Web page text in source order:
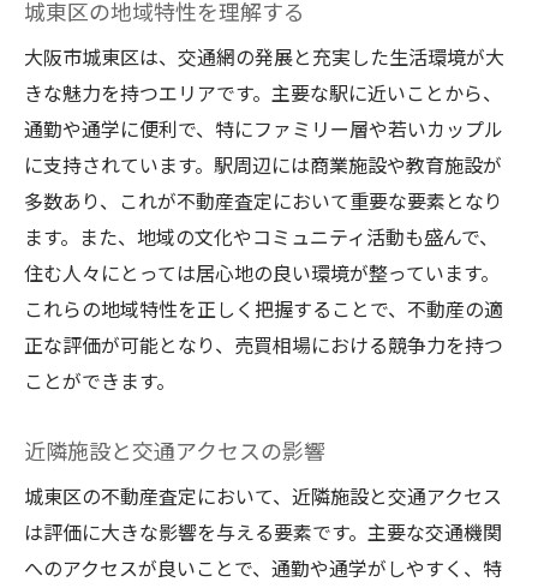
城東区の地域特性を理解する
大阪市城東区は、交通網の発展と充実した生活環境が大
きな魅力を持つエリアです。主要な駅に近いことから、
通勤や通学に便利で、特にファミリー層や若いカップル
に支持されています。駅周辺には商業施設や教育施設が
多数あり、これが不動産査定において重要な要素となり
ます。また、地域の文化やコミュニティ活動も盛んで、
住む人々にとっては居心地の良い環境が整っています。
これらの地域特性を正しく把握することで、不動産の適
正な評価が可能となり、売買相場における競争力を持つ
ことができます。
近隣施設と交通アクセスの影響
城東区の不動産査定において、近隣施設と交通アクセス
は評価に大きな影響を与える要素です。主要な交通機関
へのアクセスが良いことで、通勤や通学がしやすく、特